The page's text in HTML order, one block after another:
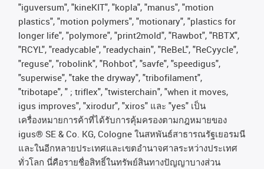
"iguversum", "kineKIT", "kopla", "manus", "motion
plastics", "motion polymers", "motionary", "plastics for
longer life", "polymore", "print2mold", "Rawbot", "RBTX",
"RCYL", "readycable", "readychain", "ReBeL", "ReCyycle",
"reguse", "robolink", "Rohbot", "savfe", "speedigus",
"superwise", "take the dryway", "tribofilament",
"tribotape", " ; triflex", "twisterchain", "when it moves,
igus improves", "xirodur", "xiros" และ "yes" เป็น
เครื่องหมายการค้าที่ได้รับการคุ้มครองตามกฎหมายของ
igus® SE & Co. KG, Cologne ในสหพันธ์สาธารณรัฐเยอรมนี
และในอีกหลายประเทศและเขตอํานาจศาลระหว่างประเทศ
ทั่วโลก นี่คือรายชื่อสิทธิ์ในทรัพย์สินทางปัญญาบางส่วน